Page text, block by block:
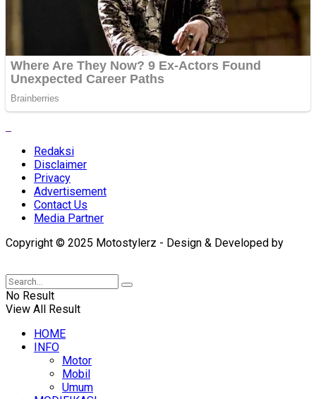
Redaksi
Disclaimer
Privacy
Advertisement
Contact Us
Media Partner
Copyright © 2025 Motostylerz - Design & Developed by
No Result
View All Result
HOME
INFO
Motor
Mobil
Umum